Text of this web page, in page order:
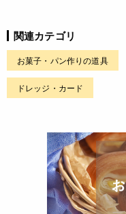
関連カテゴリ
お菓子・パン作りの道具
ドレッジ・カード